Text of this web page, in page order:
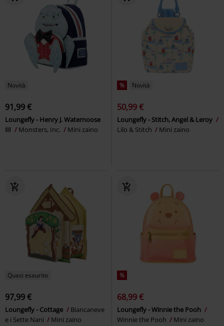
Novità
91,99 €
Loungefly - Henry J. Waternoose
III
Monsters, Inc. Mini zaino
% Novità
50,99 €
Loungefly - Stitch, Angel & Leroy
Lilo & Stitch
Mini zaino
Quasi esaurito
97,99 €
Loungefly - Cottage
Biancaneve
e i Sette Nani
Mini zaino
%
68,99 €
Loungefly - Winnie the Pooh
Winnie the Pooh
Mini zaino